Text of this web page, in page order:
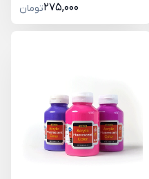
275,000تومان